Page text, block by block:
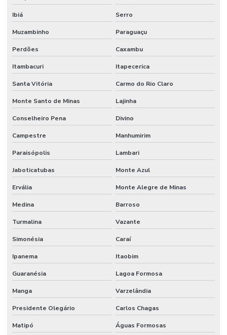
Mão de obra técnica terceirizada
Mão de obra temporária e terceirização
Mão de obra terceirizada
Mão de obra terceirizada limpeza
Mecânico terceirizado
Melhorias Em Sistemas Elétricos
Monitoramento De Condições Operacionais
Orçamento manutenção industrial
Orçamento de manutenção preventiva
Planejamento De Manutenção Preventiva
Prevenção De Falhas Em Equipamentos
Profissionais de manutenção
Profissional de limpeza
Profissional de limpeza industrial
Projetos de infraestrutura e manutenção empresarial
Rede De Manutenção Preventiva
Ibiá Serro
Muzambinho Paraguaçu
Perdões Caxambu
Itambacuri Itapecerica
Santa Vitória Carmo do Rio Claro
Monte Santo de Minas Lajinha
Conselheiro Pena Divino
Campestre Manhumirim
Paraisópolis Lambari
Jaboticatubas Monte Azul
Ervália Monte Alegre de Minas
Medina Barroso
Turmalina Vazante
Simonésia Caraí
Ipanema Itaobim
Guaranésia Lagoa Formosa
Manga Varzelândia
Presidente Olegário Carlos Chagas
Matipó Águas Formosas